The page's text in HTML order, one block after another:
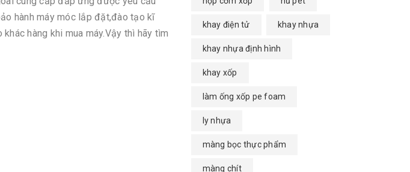
hành máy móc lắp đặt,đào tạo kĩ
hàng khi mua máy.Vậy thì hãy tìm
khay điện tử khay nhựa
khay nhựa định hình
khay xốp
làm ống xốp pe foam
ly nhựa
màng bọc thực phẩm
màng chít